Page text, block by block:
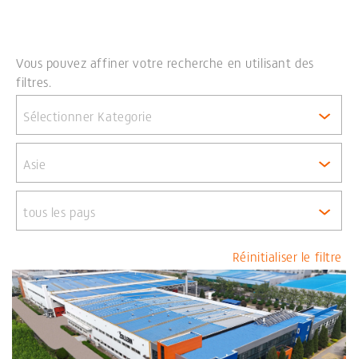
Vous pouvez affiner votre recherche en utilisant des
filtres.
Sélectionner Kategorie
Asie
tous les pays
Réinitialiser le filtre